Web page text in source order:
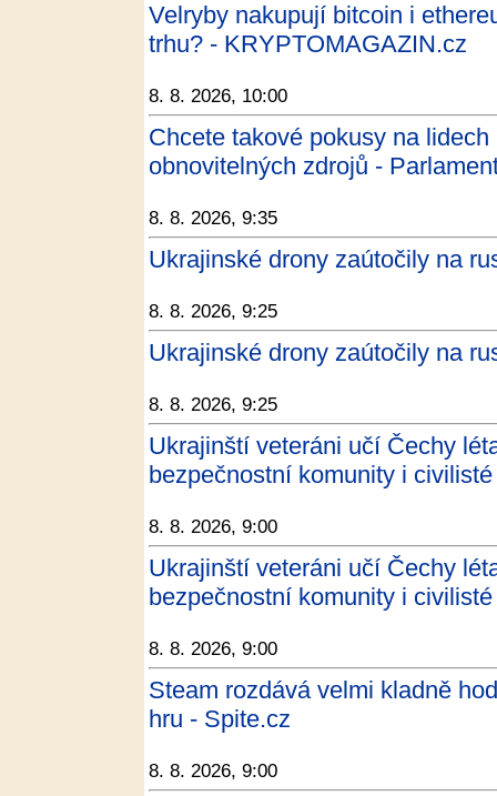
Velryby nakupují bitcoin i
trhu? - KRYPTOMAGAZIN.cz
8. 8. 2026, 10:00
Chcete takové pokusy na
obnovitelných zdrojů -
8. 8. 2026, 9:35
Ukrajinské drony zaútočily na
8. 8. 2026, 9:25
Ukrajinské drony zaútočily na
8. 8. 2026, 9:25
Ukrajinští veteráni učí Čechy
bezpečnostní komunity i
8. 8. 2026, 9:00
Ukrajinští veteráni učí Čechy
bezpečnostní komunity i
8. 8. 2026, 9:00
Steam rozdává velmi kladně
hru - Spite.cz
8. 8. 2026, 9:00